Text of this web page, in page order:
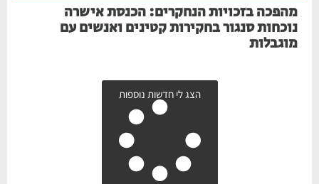
מהפכה בזכויות הנחקרים: הכנסת אישרה
נוכחות סנגור בחקירות קטינים ואנשים עם
מוגבלות
הצג לי חדשות נוספות